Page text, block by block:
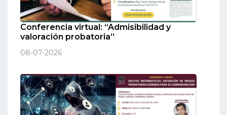
Conferencia virtual: “Admisibilidad y
valoración probatoria”
08-07-2026